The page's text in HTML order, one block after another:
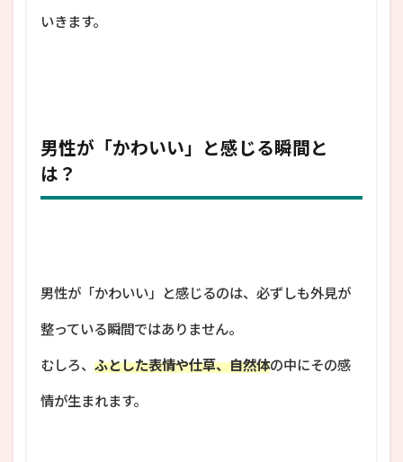
いきます。
男性が「かわいい」と感じる瞬間と
は？
男性が「かわいい」と感じるのは、必ずしも外見が
整っている瞬間ではありません。
むしろ、 ふとした表情や仕草、自然体の中にその感
情が生まれます。